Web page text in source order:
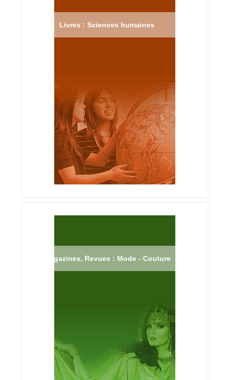
Livres : Sciences humaines
Magazines, Revues : Mode - Couture